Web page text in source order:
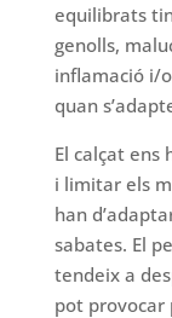
equilibrats
genolls,
inflamació i/
quan
El calçat ens
i limitar els
han
sabates. El
tendeix a
pot provocar